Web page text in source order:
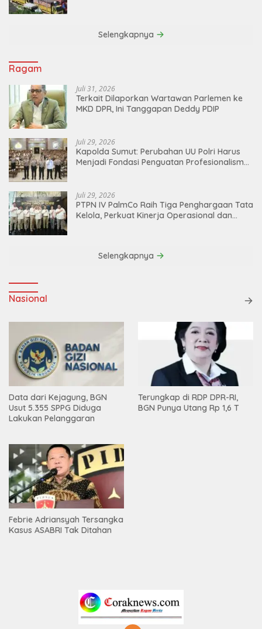
Selengkapnya
Ragam
Juli 31, 2026
Terkait Dilaporkan Wartawan Parlemen ke
MKD DPR, Ini Tanggapan Deddy PDIP
Juli 29, 2026
Kapolda Sumut: Perubahan UU Polri Harus
Menjadi Fondasi Penguatan Profesionalisme
Juli 29, 2026
PTPN IV PalmCo Raih Tiga Penghargaan Tata
Kelola, Perkuat Kinerja Operasional dan
Selengkapnya
Nasional
Data dari Kejagung, BGN
Usut 5.355 SPPG Diduga
Lakukan Pelanggaran
Terungkap di RDP DPR-RI,
BGN Punya Utang Rp 1,6 T
Febrie Adriansyah Tersangka
Kasus ASABRI Tak Ditahan